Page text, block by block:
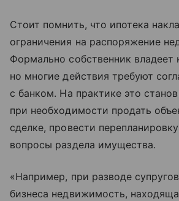
Стоит помнить, что ипотека
ограничения на распоряжение
Формально собственник владеет
но многие действия требуют
с банком. На практике это
при необходимости продать
сделке, провести
вопросы раздела имущества.
«Например, при разводе
бизнеса недвижимость,